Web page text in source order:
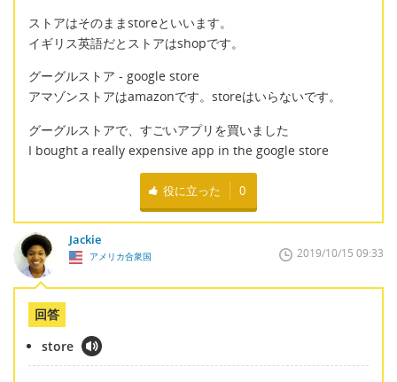
ストアはそのままstoreといいます。
イギリス英語だとストアはshopです。
グーグルストア - google store
アマゾンストアはamazonです。storeはいらないです。
グーグルストアで、すごいアプリを買いました
I bought a really expensive app in the google store
役に立った 0
Jackie
アメリカ合衆国 2019/10/15 09:33
回答
store